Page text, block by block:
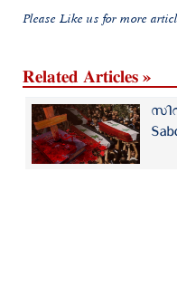
Please Like us for more
Related Articles »